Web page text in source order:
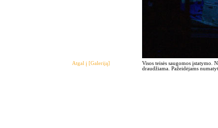
Atgal į [Galeriją]
Visos teisės saugomos
draudžiama. Pažeidėjams